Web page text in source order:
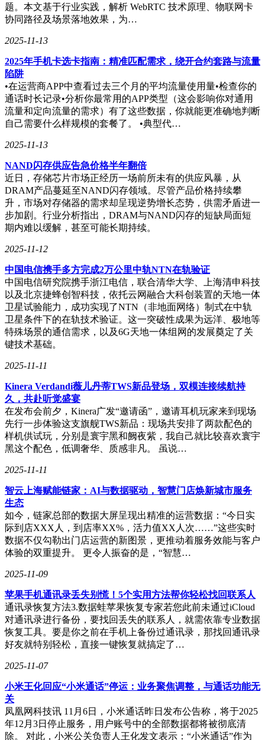
题。本文基于行业实践，解析 WebRTC 技术原理、物联网卡
协同路径及场景落地效果，为…
2025-11-13
2025年手机卡选卡指南：精准匹配需求，绕开合约套路与流量
陷阱
•在运营商APP中查看过去三个月的平均流量使用量•检查你的
通话时长记录•分析你最常用的APP类型（这会影响你对通用
流量和定向流量的需求）有了这些数据，你就能更准确地判断
自己需要什么样规模的套餐了。 •典型代…
2025-11-13
NAND闪存供应告急价格半年翻倍
近日，存储芯片市场正经历一场前所未有的供应风暴，从
DRAM产品蔓延至NAND闪存领域。尽管产品价格持续攀
升，市场对存储器的需求却呈现逆势增长态势，供需矛盾进一
步加剧。行业分析指出，DRAM与NAND闪存的短缺局面短
期内难以缓解，甚至可能长期持续。
2025-11-12
中国电信携手多方完成2万公里中轨NTN在轨验证
中国电信研究院携手浙江电信，联合清华大学、上海清申科技
以及北京捷蜂创智科技，依托云网融合大科创装置的天地一体
卫星试验能力，成功实现了NTN（非地面网络）制式在中轨
卫星条件下的在轨技术验证。这一突破性成果为远洋、极地等
特殊场景的通信需求，以及6G天地一体组网的发展奠定了关
键技术基础。
2025-11-11
Kinera Verdandi薇儿丹蒂TWS新品登场，双模连接续航持
久，共赴听觉盛宴
在发布会前夕，Kinera广发“邀请函”，邀请耳机玩家来到现场
先行一步体验这支旗舰TWS新品：现场共安排了两款配色的
样机供试玩，分别是寰宇黑和阙夜紫，我自己就比较喜欢寰宇
黑这个配色，低调奢华、质感非凡。 虽说…
2025-11-11
智云上海赋能链家：AI与数据驱动，智慧门店焕新城市服务
生态
如今，链家总部的数据大屏呈现出精准的运营数据：“今日实
际到店XXX人，到店率XX%，活力值XX人次……”这些实时
数据不仅勾勒出门店运营的新图景，更推动着服务效能与客户
体验的双重提升。 更令人振奋的是，“智慧…
2025-11-09
苹果手机通讯录丢失别慌！5个实用方法帮你轻松找回联系人
通讯录恢复方法3.数据蛙苹果恢复专家若您此前未通过iCloud
对通讯录进行备份，要找回丢失的联系人，就需依靠专业数据
恢复工具。要是你之前在手机上备份过通讯录，那找回通讯录
好友就特别轻松，直接一键恢复就搞定了…
2025-11-07
​小米王化回应“小米通话”停运：业务聚焦调整，与通话功能无
关​
凤凰网科技讯 11月6日，小米通话昨日发布公告称，将于2025
年12月3日停止服务，用户账号中的全部数据都将被彻底清
除。 对此，小米公关负责人王化发文表示：“小米通话”作为